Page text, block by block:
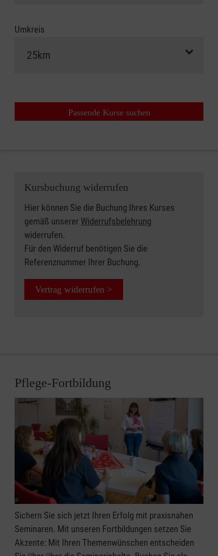
Umkreis
Passende Kurse suchen
Kursbuchung widerrufen
Hier können Sie die Buchung Ihres Kurses
gemäß unserer Widerrufsbelehrung
widerrufen.
Für den Widerruf benötigen Sie die
Referenznummer Ihrer Buchung.
Vertrag widerrufen >
Pflege-Fortbildung
Sichern Sie sich jetzt Ihren Erfolg mit praxisnahen
Seminaren. Mit unseren Fortbildungen setzen Sie
Akzente: Mit Ihren Themenwünschen entscheiden